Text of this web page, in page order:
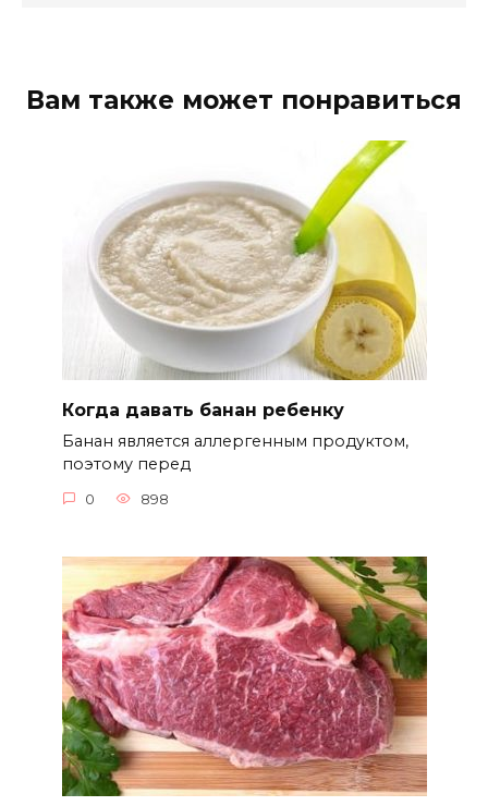
Вам также может понравиться
Когда давать банан ребенку
Банан является аллергенным продуктом,
поэтому перед
0 898